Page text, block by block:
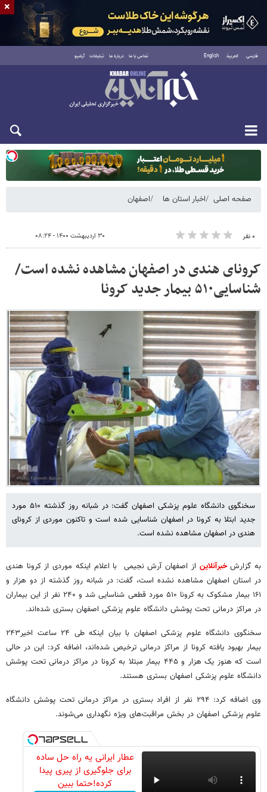
فارسی العربية English تماس با ما درباره ما تبلیغات آرشیو
دوشنبه ۱۹ مرداد ۱۴۰۵
صفحه اصلی اخبار استان ها اصفهان
۰ نفر ۳۰ اردیبهشت ۱۴۰۰ - ۰۸:۲۴
کرونای هندی در اصفهان مشاهده نشده است/
شناسایی۵۱۰ بیمار جدید کرونا
سخنگوی دانشگاه علوم پزشکی اصفهان گفت: در شبانه روز گذشته ۵۱۰ مورد
جدید ابتلا به کرونا در اصفهان شناسایی شده است و تاکنون موردی از کرونای
هندی در اصفهان مشاهده نشده است.
به گزارشخبرآنلاین از اصفهان آرش نجیمی با اعلام اینکه موردی از کرونا هندی
در استان اصفهان مشاهده نشده است، گفت: در شبانه روز گذشته از دو هزار و
۱۶۱ بیمار مشکوک به کرونا ۵۱۰ مورد قطعی شناسایی شد و ۲۴۰ نفر از این بیماران
در مراکز درمانی تحت پوشش دانشگاه علوم پزشکی اصفهان بستری شده‌اند.
سخنگوی دانشگاه علوم پزشکی اصفهان با بیان اینکه طی ۲۴ ساعت اخیر۲۴۳
بیمار بهبود یافته کرونا از مراکز درمانی ترخیص شده‌اند، اضافه کرد: این در حالی
است که هنوز یک هزار و ۴۴۵ بیمار مبتلا به کرونا در مراکز درمانی تحت پوشش
دانشگاه علوم پزشکی اصفهان بستری هستند.
وی اضافه کرد: ۲۹۴ نفر از افراد بستری در مراکز درمانی تحت پوشش دانشگاه
علوم پزشکی اصفهان در بخش مراقبت‌های ویژه نگهداری می‌شوند.
عطار ایرانی یه راه حل ساده
برای جلوگیری از پیری پیدا
کرده!حتما ببین
×